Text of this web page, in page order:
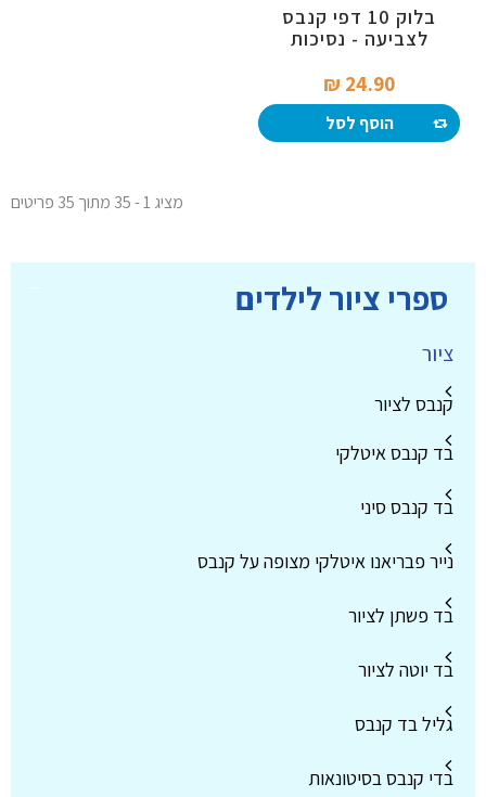
בלוק 10 דפי קנבס
לצביעה - נסיכות
24.90 ₪‎
הוסף לסל
מציג 1 - 35 מתוך 35 פריטים
ספרי ציור לילדים
ציור
קנבס לציור
בד קנבס איטלקי
בד קנבס סיני
נייר פבריאנו איטלקי מצופה על קנבס
בד פשתן לציור
בד יוטה לציור
גליל בד קנבס
בדי קנבס בסיטונאות